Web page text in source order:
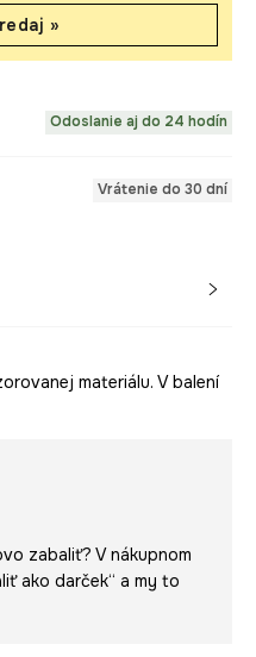
»
Odoslanie aj do 24 hodín
Vrátenie do 30 dní
materiálu. V balení
zabaliť? V nákupnom
ako darček“ a my to